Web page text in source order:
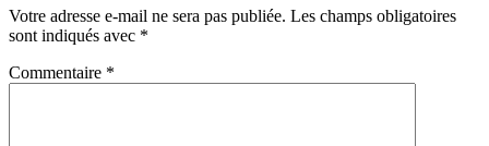
Votre adresse e-mail ne sera pas publiée. Les champs obligatoires
sont indiqués avec *
Commentaire *